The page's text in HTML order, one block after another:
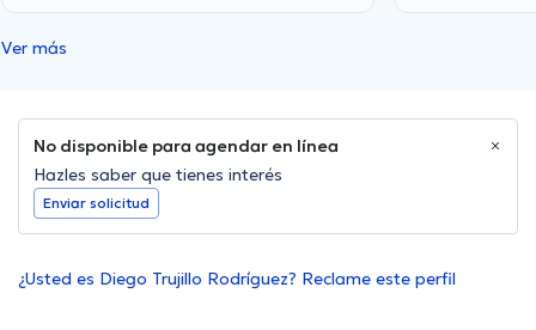
Ver más
No disponible para agendar en línea
Hazles saber que tienes interés
Enviar solicitud
¿Usted es Diego Trujillo Rodríguez? Reclame este perfil